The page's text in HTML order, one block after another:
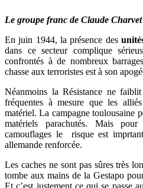
Le groupe franc de Claude Charvet
En juin 1944, la présence des
dans ce secteur complique
confrontés à de nombreux
chasse aux terroristes est à son
Néanmoins la Résistance ne
fréquentes à mesure que les
matériel. La campagne toulousaine
matériels parachutés. Mais
camouflages le risque est
allemande renforcée.
Les caches ne sont pas sûres très
tombe aux mains de la Gestapo
Et c’est justement ce qui se passe